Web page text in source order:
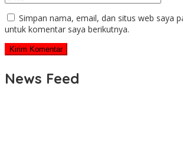
Simpan nama, email, dan situs web saya
untuk komentar saya berikutnya.
News Feed